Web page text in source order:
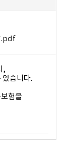
.pdf
,
있습니다.
험을